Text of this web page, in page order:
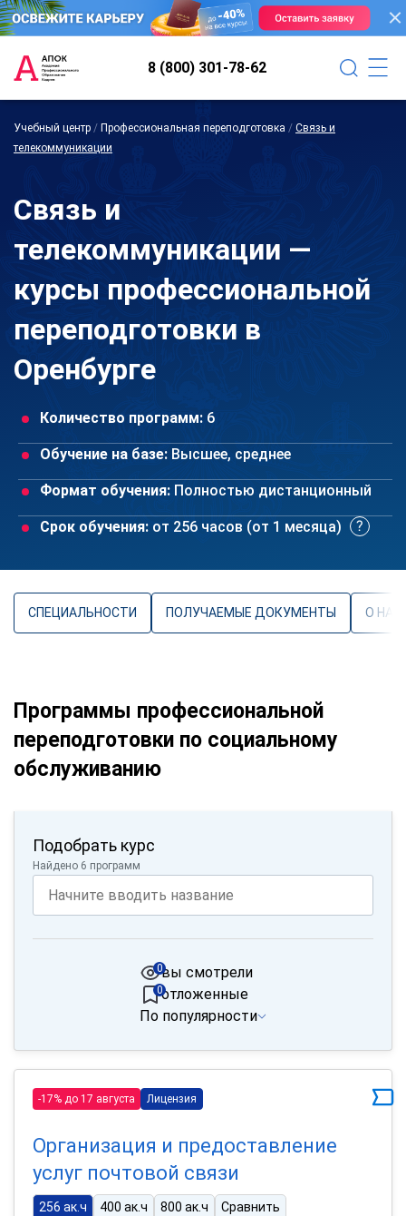
8 (800) 301-78-62
Учебный центр / Профессиональная переподготовка / Связь и
телекоммуникации
Связь и
телекоммуникации —
курсы профессиональной
переподготовки в
Оренбурге
Количество программ: 6
Обучение на базе: Высшее, среднее
Формат обучения: Полностью дистанционный
Срок обучения: от 256 часов (от 1 месяца)
СПЕЦИАЛЬНОСТИ ПОЛУЧАЕМЫЕ ДОКУМЕНТЫ О
Программы профессиональной
переподготовки по социальному
обслуживанию
Подобрать курс
Найдено 6 программ
вы смотрели
0
отложенные
0
По популярности
-17% до 17 августа Лицензия
Организация и предоставление
услуг почтовой связи
256 ак.ч 400 ак.ч 800 ак.ч Сравнить